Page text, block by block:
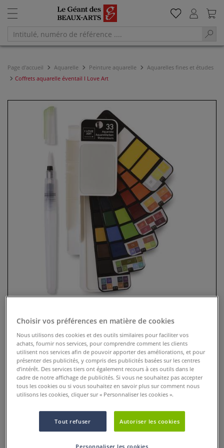
Page d'accueil Aquarelle Peinture aquarelle
Aquarelles fines et études
Coffrets aquarelle éventail I Love Art
Coffrets aquarelle éventail I Love
Art
13 Commentaires
4 coffrets innovants pour le plaisir de peindre à l’aquarelle
partout où vous porte votre inspiration. Vous serez
immédiatement séduit par ce concentré de solutions
novatrices.Dimensions des godets 0,1 x 1,5 x 3 cm.
Choisir vos préférences en matière de cookies
Nous utilisons des cookies et des outils similaires pour faciliter vos
achats, fournir nos services, pour comprendre comment les clients
utilisent nos services afin de pouvoir apporter des améliorations, et pour
présenter des publicités, y compris des publicités basées sur les centres
d’intérêt. Des services tiers ont également recours à ces outils dans le
cadre de notre affichage de publicités. Si vous ne souhaitez pas accepter
tous les cookies ou si vous souhaitez en savoir plus sur comment nous
utilisons les cookies, cliquer sur « Personnaliser les cookies ».
Tout refuser Autoriser les cookies
Personnaliser les cookies